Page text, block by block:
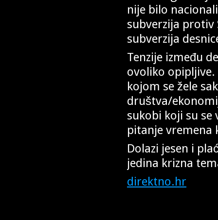
nije bilo
subverzija protiv
subverzija
Tenzije između
ovoliko opipljive.
kojom se žele
društva/
sukobi koji su
pitanje vremena
Dolazi jesen i
jedina krizna
direktno.hr